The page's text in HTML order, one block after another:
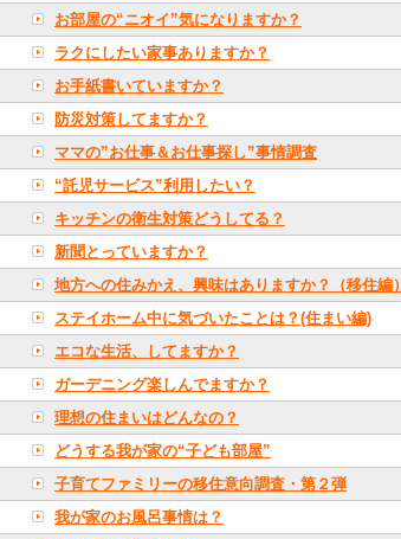
お部屋の“ニオイ”気になりますか？
ラクにしたい家事ありますか？
お手紙書いていますか？
防災対策してますか？
ママの”お仕事＆お仕事探し”事情調査
“託児サービス”利用したい？
キッチンの衛生対策どうしてる？
新聞とっていますか？
地方への住みかえ、興味はありますか？（移住編）
ステイホーム中に気づいたことは？(住まい編)
エコな生活、してますか？
ガーデニング楽しんでますか？
理想の住まいはどんなの？
どうする我が家の“子ども部屋”
子育てファミリーの移住意向調査・第２弾
我が家のお風呂事情は？